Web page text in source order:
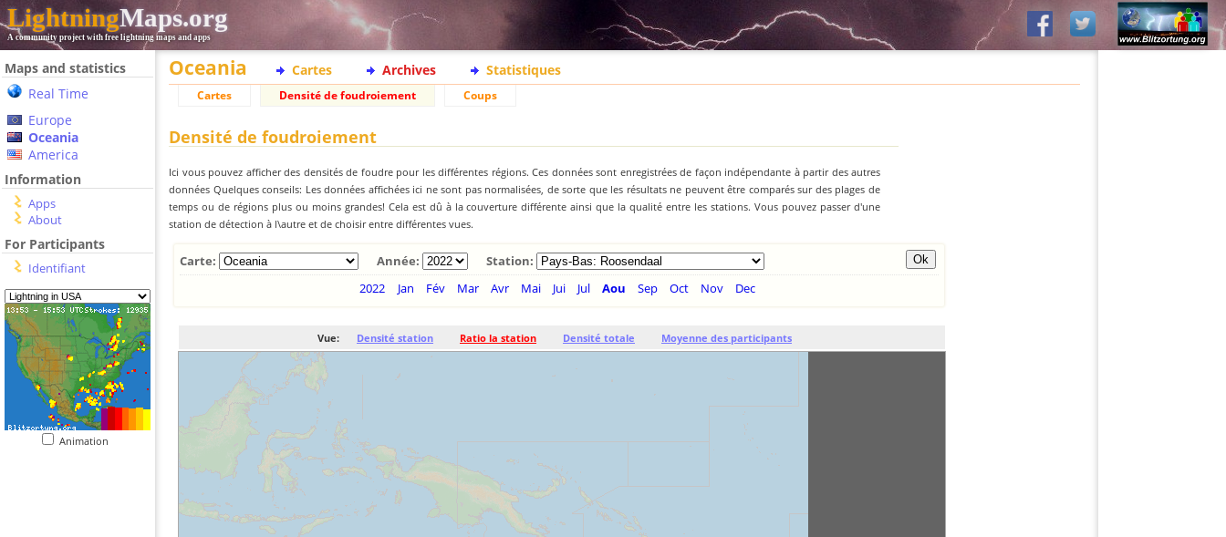
LightningMaps.org
A community project with free lightning maps and apps
Maps and statistics
Real Time
Europe
Oceania
America
Information
Apps
About
For Participants
Identifiant
Animation
Oceania Cartes Archives Statistiques
Cartes Densité de foudroiement Coups
Densité de foudroiement
Ici vous pouvez afficher des densités de foudre pour les différentes régions. Ces données sont enregistrées de façon indépendante à partir des autres
données Quelques conseils: Les données affichées ici ne sont pas normalisées, de sorte que les résultats ne peuvent être comparés sur des plages de
temps ou de régions plus ou moins grandes! Cela est dû à la couverture différente ainsi que la qualité entre les stations. Vous pouvez passer d'une
station de détection à l\autre et de choisir entre différentes vues.
Carte: Année:
Station:
2022
Jan Fév Mar Avr Mai Jui Jul Aou Sep Oct Nov Dec
Vue: Densité station Ratio la station Densité totale Moyenne des participants